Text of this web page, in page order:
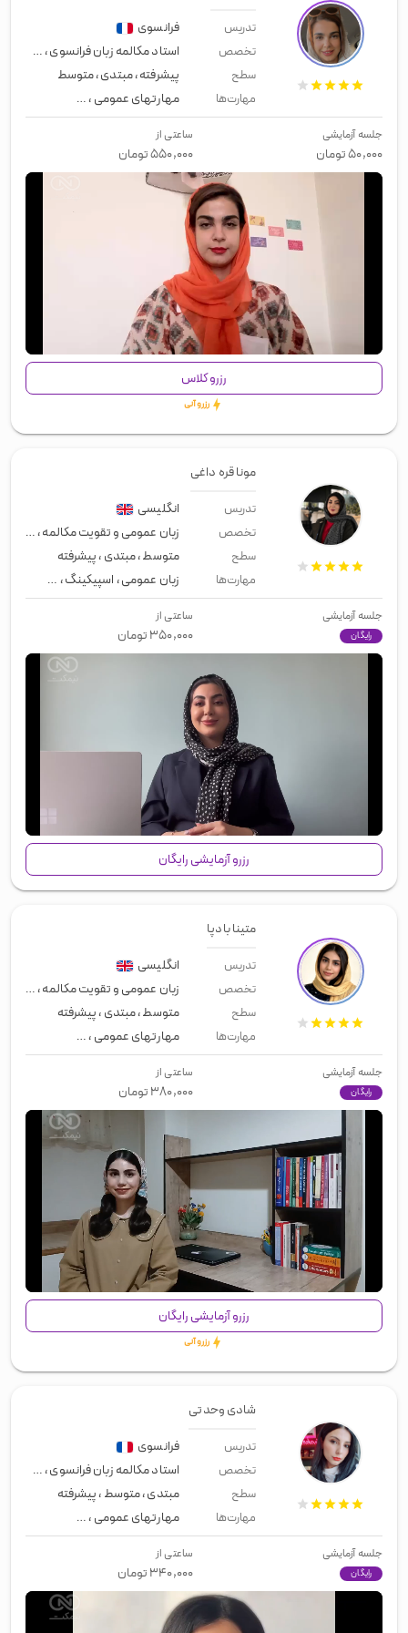
تدریس فرانسوی
تخصص استاد مکالمه زبان فرانسوی،زبان
سطح پیشرفته،مبتدی،متوسط
مهارت‌ها مهارتهای عمومی،زبان عمومی
جلسه آزمایشی
۵۰,۰۰۰تومان
ساعتی از
۵۵۰,۰۰۰تومان
00:00/01:27
رزرو کلاس
رزرو آنی
مونا قره داغی
تدریس انگلیسی
تخصص زبان عمومی و تقویت مکالمه،معلم
سطح متوسط،مبتدی،پیشرفته
مهارت‌ها زبان عمومی،اسپیکینگ،مقاطع
جلسه آزمایشی
رایگان
ساعتی از
۳۵۰,۰۰۰تومان
00:00 02:02
رزرو آزمایشی رایگان
متینا بادپا
تدریس انگلیسی
تخصص زبان عمومی و تقویت مکالمه،
سطح متوسط،مبتدی،پیشرفته
مهارت‌ها مهارتهای عمومی،زبان عمومی
جلسه آزمایشی
رایگان
ساعتی از
۳۸۰,۰۰۰تومان
00:00 / 01:14
رزرو آزمایشی رایگان
رزرو آنی
شادی وحدتی
تدریس فرانسوی
تخصص استاد مکالمه زبان فرانسوی،مصاحبه
سطح مبتدی،متوسط،پیشرفته
مهارت‌ها مهارتهای عمومی،زبان عمومی
جلسه آزمایشی
رایگان
ساعتی از
۳۴۰,۰۰۰تومان